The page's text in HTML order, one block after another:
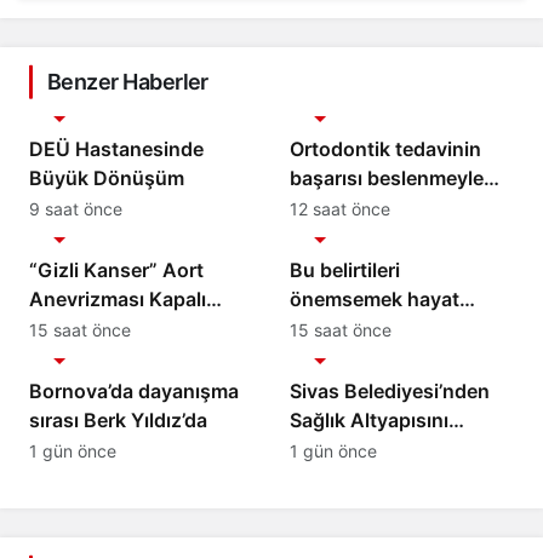
Benzer Haberler
DEÜ Hastanesinde
Büyük Dönüşüm
9 saat önce
Ortodontik tedavinin
başarısı beslenmeyle
başlar!
12 saat önce
“Gizli Kanser” Aort
Anevrizması Kapalı
Yöntemle Tedavi Edildi
15 saat önce
Bu belirtileri
önemsemek hayat
kurtarıyor
15 saat önce
Bornova’da dayanışma
sırası Berk Yıldız’da
1 gün önce
Sivas Belediyesi’nden
Sağlık Altyapısını
Güçlendirecek Yatırım
1 gün önce